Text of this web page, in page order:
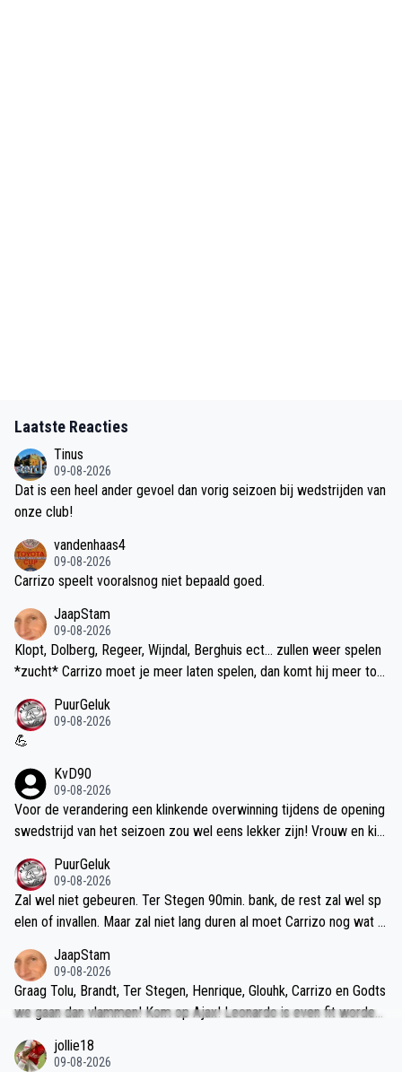
Laatste Reacties
Tinus
09-08-2026
Dat is een heel ander gevoel dan vorig seizoen bij wedstrijden van
onze club!
vandenhaas4
09-08-2026
Carrizo speelt vooralsnog niet bepaald goed.
JaapStam
09-08-2026
Klopt, Dolberg, Regeer, Wijndal, Berghuis ect... zullen weer spelen
*zucht* Carrizo moet je meer laten spelen, dan komt hij meer tot
PuurGeluk
09-08-2026
💪
KvD90
09-08-2026
Voor de verandering een klinkende overwinning tijdens de opening
swedstrijd van het seizoen zou wel eens lekker zijn! Vrouw en kin
at koud! Heb weer eens zin om er lekker voor te gaan zitten!
PuurGeluk
09-08-2026
Zal wel niet gebeuren. Ter Stegen 90min. bank, de rest zal wel sp
elen of invallen. Maar zal niet lang duren al moet Carrizo nog wat e
lig balverlies. Beetje meer flair ofzo.
JaapStam
09-08-2026
Graag Tolu, Brandt, Ter Stegen, Henrique, Glouhk, Carrizo en Godts
we gaan dan vlammen! Kom op Ajax! Leonardo is even fit worden,
jollie18
09-08-2026